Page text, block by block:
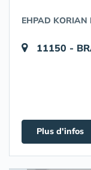
EHPAD KORIAN
11150 -
Plus d'infos